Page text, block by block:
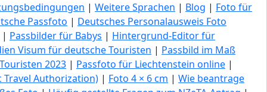
| Weitere Sprachen | Blog | Foto für
Passfoto | Deutsches Personalausweis Foto
| Passbilder für Babys | Hintergrund-Editor für
Visum für deutsche Touristen | Passbild im Maß
2023 | Passfoto für Liechtenstein online |
Travel Authorization) | Foto 4 × 6 cm | Wie beantrage